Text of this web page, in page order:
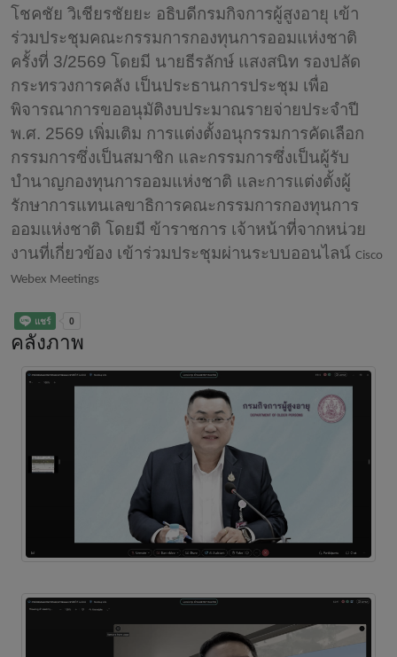
โชคชัย วิเชียรชัยยะ อธิบดีกรมกิจการผู้สูงอายุ เข้า
ร่วมประชุมคณะกรรมการกองทุนการออมแห่งชาติ
ครั้งที่ 3/2569 โดยมี นายธีรลักษ์ แสงสนิท รองปลัด
กระทรวงการคลัง เป็นประธานการประชุม เพื่อ
พิจารณาการขออนุมัติงบประมาณรายจ่ายประจำปี
พ.ศ. 2569 เพิ่มเติม การแต่งตั้งอนุกรรมการคัดเลือก
กรรมการซึ่งเป็นสมาชิก และกรรมการซึ่งเป็นผู้รับ
บำนาญกองทุนการออมแห่งชาติ และการแต่งตั้งผู้
รักษาการแทนเลขาธิการคณะกรรมการกองทุนการ
ออมแห่งชาติ โดยมี ข้าราชการ เจ้าหน้าที่จากหน่วย
งานที่เกี่ยวข้อง เข้าร่วมประชุมผ่านระบบออนไลน์ Cisco
Webex Meetings
คลังภาพ